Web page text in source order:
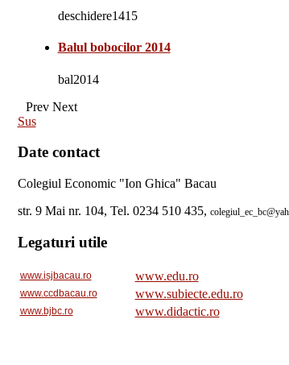
deschidere1415
Balul bobocilor 2014
bal2014
Prev Next
Sus
Date contact
Colegiul Economic "Ion Ghica" Bacau
str. 9 Mai nr. 104, Tel. 0234 510 435,
Legaturi utile
www.isjbacau.ro www.edu.ro
www.ccdbacau.ro www.subiecte.edu.ro
www.bjbc.ro www.didactic.ro